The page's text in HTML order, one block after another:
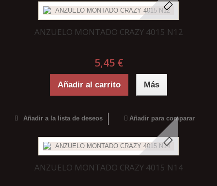
ANZUELO MONTADO CRAZY 4015 N12
5,45 €
Añadir al carrito Más
Añadir a la lista de deseos Añadir para comparar
ANZUELO MONTADO CRAZY 4015 N14